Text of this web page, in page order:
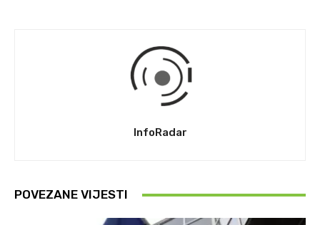
InfoRadar
POVEZANE VIJESTI